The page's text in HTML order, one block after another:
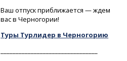
Ваш отпуск приближается — ждем
вас в Черногории!
Туры Турлидер в Черногорию